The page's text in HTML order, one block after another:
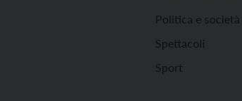
Politica e società
Spettacoli
Sport